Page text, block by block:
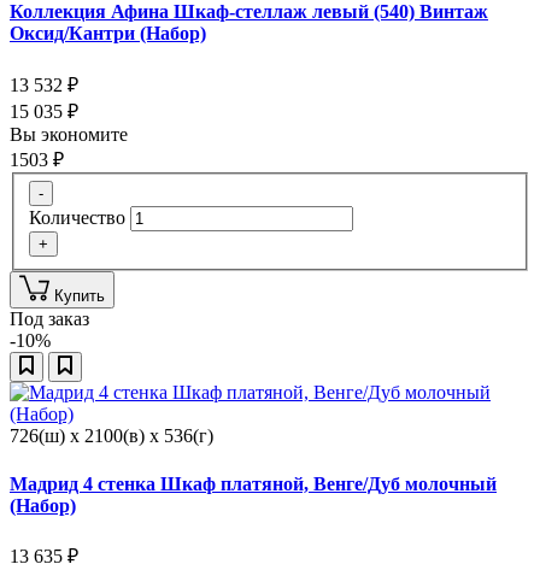
Коллекция Афина Шкаф-стеллаж левый (540) Винтаж
Оксид/Кантри (Набор)
13 532 ₽
15 035 ₽
Вы экономите
1503 ₽
-
Количество
+
Купить
Под заказ
-10%
726(ш) x 2100(в) x 536(г)
Мадрид 4 стенка Шкаф платяной, Венге/Дуб молочный
(Набор)
13 635 ₽